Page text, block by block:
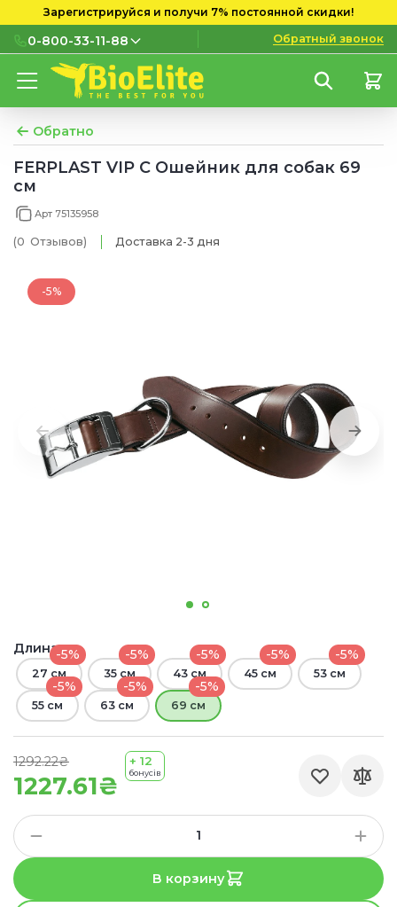
Зарегистрируйся и получи 7% постоянной скидки!
0-800-33-11-88
0-800-33-11-88
мобильных номеров
(097) 133 11 88
(095) 133 11 88
Обратный звонок
Обратно
FERPLAST VIP С Ошейник для собак 69
см
Арт 75135958
(0 Отзывов) Доставка 2-3 дня
-5%
1227.61₴
1292.22₴ + 12
бонусів
Длина:-5%
27 см
-5%
35 см
-5%
43 см
-5%
45 см
-5%
53 см
-5%
55 см
-5%
63 см
-5%
69 см
В корзину